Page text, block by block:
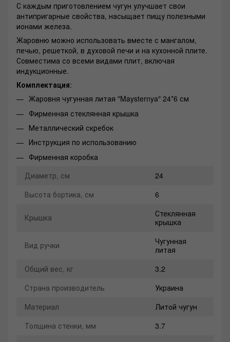
С каждым приготовлением чугун улучшает свои
антипригарные свойства, насыщает пищу полезными
ионами железа.
Жаровню можно использовать вместе с мангалом,
печью, решеткой, в духовой печи и на кухонной плите.
Совместима со всеми видами плит, включая
индукционные.
Комплектация:
Жаровня чугунная литая "Maysternya" 24*6 см
Фирменная стеклянная крышка
Металлический скребок
Инструкция по использованию
Фирменная коробка
Диаметр, см
24
Высота бортика, см
6
Крышка
Стеклянная
крышка
Вид ручки
Чугунная
литая
Общий вес, кг
3.2
Страна производитель
Украина
Материал
Литой чугун
Толщина стенки, мм
3.7